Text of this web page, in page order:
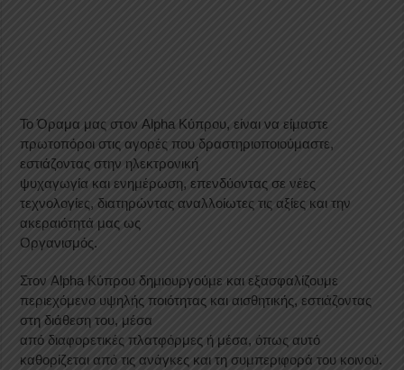
Το Όραμα μας στον Alpha Κύπρου, είναι να είμαστε
πρωτοπόροι στις αγορές που δραστηριοποιούμαστε,
εστιάζοντας στην ηλεκτρονική́
ψυχαγωγία και ενημέρωση, επενδύοντας σε νέες
τεχνολογίες, διατηρώντας αναλλοίωτες τις αξίες και την
ακεραιότητά μας ως
Οργανισμός.
Στον Alpha Κύπρου δημιουργούμε και εξασφαλίζουμε
περιεχόμενο υψηλής ποιότητας και αισθητικής, εστιάζοντας
στη διάθεση του, μέσα
από διαφορετικές πλατφόρμες ή μέσα, όπως αυτό
καθορίζεται από τις ανάγκες και τη συμπεριφορά του κοινού.